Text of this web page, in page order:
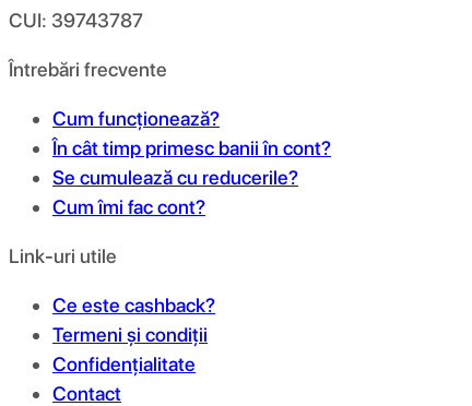
CUI: 39743787
Întrebări frecvente
Cum funcționează?
În cât timp primesc banii în cont?
Se cumulează cu reducerile?
Cum îmi fac cont?
Link-uri utile
Ce este cashback?
Termeni și condiții
Confidențialitate
Contact